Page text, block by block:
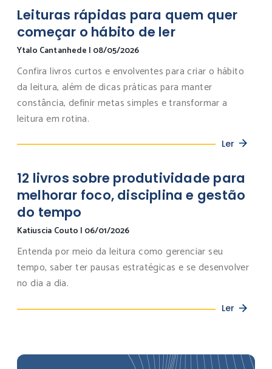
Leituras rápidas para quem quer
começar o hábito de ler
Ytalo Cantanhede | 08/05/2026
Confira livros curtos e envolventes para criar o hábito
da leitura, além de dicas práticas para manter
constância, definir metas simples e transformar a
leitura em rotina.
Ler
12 livros sobre produtividade para
melhorar foco, disciplina e gestão
do tempo
Katiuscia Couto | 06/01/2026
Entenda por meio da leitura como gerenciar seu
tempo, saber ter pausas estratégicas e se desenvolver
no dia a dia.
Ler